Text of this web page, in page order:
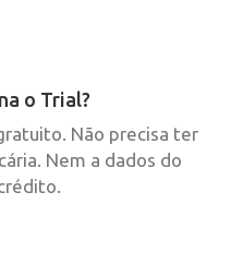
o Trial?
Não precisa ter
Nem a dados do